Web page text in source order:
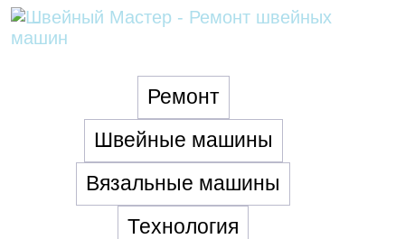
Ремонт
Швейные машины
Вязальные машины
Технология